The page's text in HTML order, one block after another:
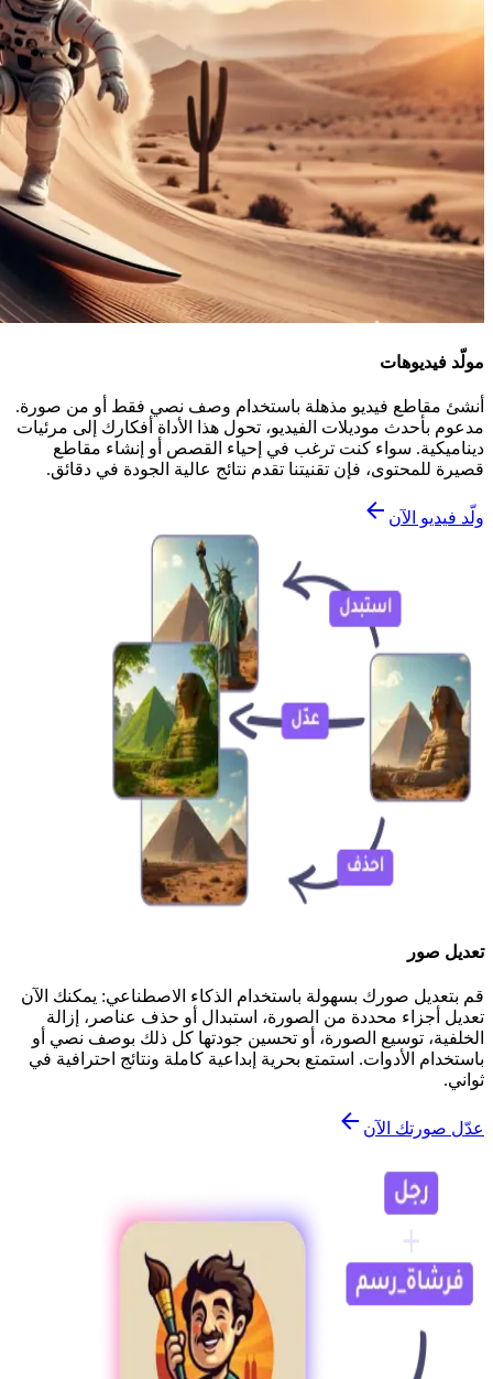
مولّد فيديوهات
أنشئ مقاطع فيديو مذهلة باستخدام وصف نصي فقط أو من صورة.
مدعوم بأحدث موديلات الفيديو، تحول هذا الأداة أفكارك إلى مرئيات
ديناميكية. سواء كنت ترغب في إحياء القصص أو إنشاء مقاطع
قصيرة للمحتوى، فإن تقنيتنا تقدم نتائج عالية الجودة في دقائق.
ولّد فيديو الآن
تعديل صور
قم بتعديل صورك بسهولة باستخدام الذكاء الاصطناعي: يمكنك الآن
تعديل أجزاء محددة من الصورة، استبدال أو حذف عناصر، إزالة
الخلفية، توسيع الصورة، أو تحسين جودتها كل ذلك بوصف نصي أو
باستخدام الأدوات. استمتع بحرية إبداعية كاملة ونتائج احترافية في
ثواني.
عدّل صورتك الآن